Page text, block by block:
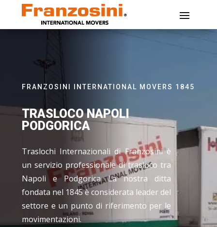
FRANZOSINI INTERNATIONAL MOVERS 1845
TRASLOCO NAPOLI
PODGORICA
Traslochi Internazionali di Franzosini è
un servizio professionale di trasloco tra
Napoli e Podgorica La nostra ditta
fondata nel 1845 è considerata leader del
settore e un punto di riferimento per le
movimentazioni.